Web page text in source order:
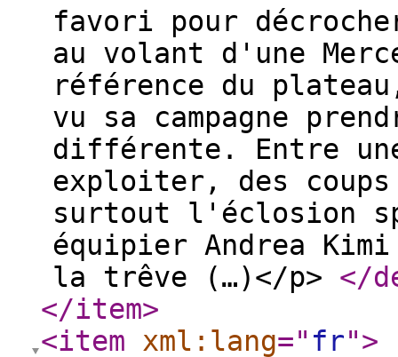
favori pour
au volant d'une
référence du
vu sa campagne
différente. Entre
exploiter, des
surtout l'éclosion
équipier Andrea
la trêve (…)</p> </
</item>
<item
xml:lang=" fr">